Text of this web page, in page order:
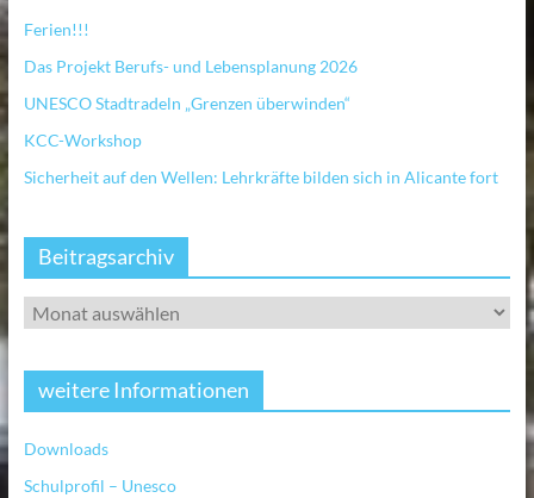
Ferien!!!
Das Projekt Berufs- und Lebensplanung 2026
UNESCO Stadtradeln „Grenzen überwinden“
KCC-Workshop
Sicherheit auf den Wellen: Lehrkräfte bilden sich in Alicante fort
Beitragsarchiv
weitere Informationen
Downloads
Schulprofil – Unesco